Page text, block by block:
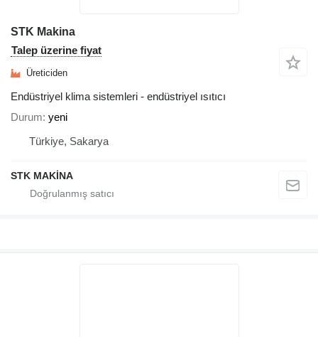
STK Makina
Talep üzerine fiyat
Üreticiden
Endüstriyel klima sistemleri - endüstriyel ısıtıcı
Durum yeni
Türkiye, Sakarya
STK MAKİNA